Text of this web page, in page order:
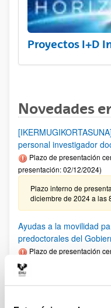
Proyectos I+D
Novedades
personal investigador
Plazo de presentación
presentación: 02/12/2024)
Plazo interno de
diciembre de 2024 a las
Ayudas a la movilidad
predoctorales del
Plazo de presentación